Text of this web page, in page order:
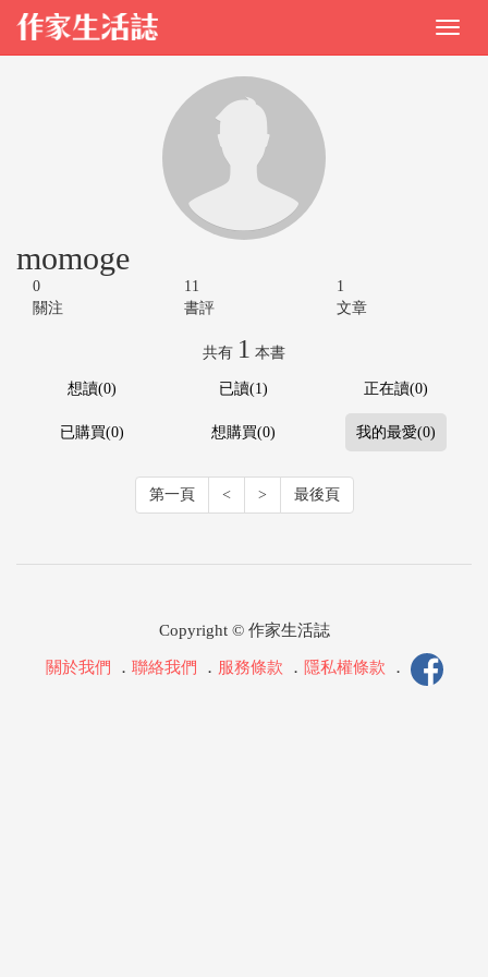
momoge
0
關注
11
書評
1
文章
共有 1 本書
想讀(0) 已讀(1) 正在讀(0)
已購買(0) 想購買(0) 我的最愛(0)
第一頁 < > 最後頁
Copyright © 作家生活誌
關於我們 ． 聯絡我們 ． 服務條款 ． 隱私權條款 ．